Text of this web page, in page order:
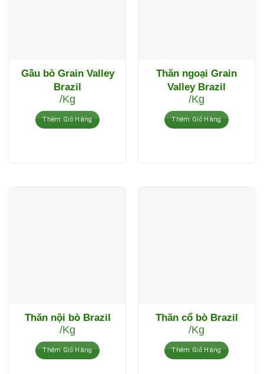
Gầu bò Grain Valley
Brazil
/Kg
Thêm Giỏ Hàng
Thăn ngoại Grain
Valley Brazil
/Kg
Thêm Giỏ Hàng
Thăn nội bò Brazil
/Kg
Thêm Giỏ Hàng
Thăn cổ bò Brazil
/Kg
Thêm Giỏ Hàng